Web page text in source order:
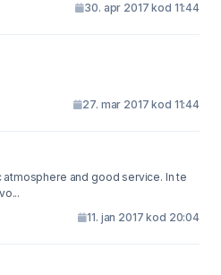
30. apr 2017 kod 11:44
27. mar 2017 kod 11:44
and good service. In te
11. jan 2017 kod 20:04